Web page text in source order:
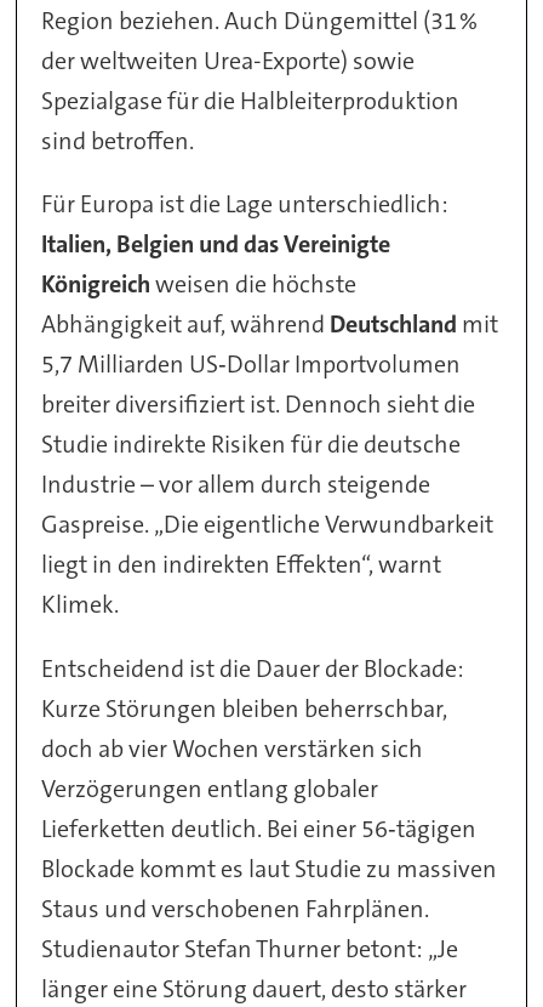
Region beziehen. Auch Düngemittel (31 %
der weltweiten Urea-Exporte) sowie
Spezialgase für die Halbleiterproduktion
sind betroffen.
Für Europa ist die Lage unterschiedlich:
Italien, Belgien und das Vereinigte
Königreichweisen die höchste
Abhängigkeit auf, während Deutschland mit
5,7 Milliarden US‑Dollar Importvolumen
breiter diversifiziert ist. Dennoch sieht die
Studie indirekte Risiken für die deutsche
Industrie – vor allem durch steigende
Gaspreise. „Die eigentliche Verwundbarkeit
liegt in den indirekten Effekten“, warnt
Klimek.
Entscheidend ist die Dauer der Blockade:
Kurze Störungen bleiben beherrschbar,
doch ab vier Wochen verstärken sich
Verzögerungen entlang globaler
Lieferketten deutlich. Bei einer 56‑tägigen
Blockade kommt es laut Studie zu massiven
Staus und verschobenen Fahrplänen.
Studienautor Stefan Thurner betont: „Je
länger eine Störung dauert, desto stärker